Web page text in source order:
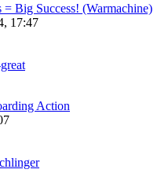
Big Success! (Warmachine)
17:47
Action